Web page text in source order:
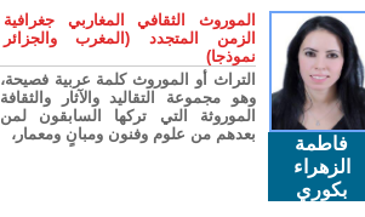
فاطمة
الزهراء
بكوري
الموروث الثقافي المغاربي جغرافية
الزمن المتجدد (المغرب والجزائر
نموذجا)
التراث أو الموروث كلمة عربية فصيحة،
وهو مجموعة التقاليد والآثار والثقافة
الموروثة التي تركها السابقون لمن
بعدهم من علوم وفنون ومبانٍ ومعمار،